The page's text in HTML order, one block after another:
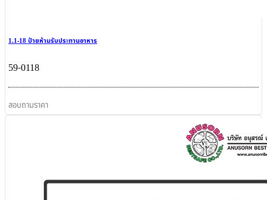
1.1-18 ป้ายห้ามรับประทานอาหาร
59-0118
สอบถามราคา